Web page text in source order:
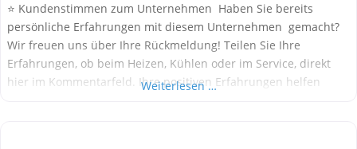
⭐ Kundenstimmen zum Unternehmen Haben Sie bereits
persönliche Erfahrungen mit diesem Unternehmen gemacht?
Wir freuen uns über Ihre Rückmeldung! Teilen Sie Ihre
Erfahrungen, ob beim Heizen, Kühlen oder im Service, direkt
hier im Kommentarfeld. Ihre positiven Erfahrungen helfen
Weiterlesen …